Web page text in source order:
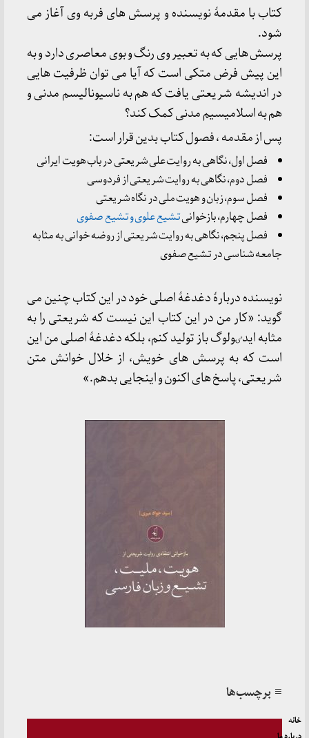
کتاب با مقدمۀ نویسنده و پرسش های فربه وی آغاز می
شود.
پرسش هایی که به تعبیر وی رنگ و بوی معاصری دارد و به
این پیش فرض متکی است که آیا می توان ظرفیت هایی
در اندیشه شریعتی یافت که هم به ناسیونالیسم مدنی و
هم به اسلامیسیم مدنی کمک کند؟
پس از مقدمه ، فصول کتاب بدین قرار است:
فصل اول، نگاهی به روایت علی شریعتی در باب هویت ایرانی
فصل دوم، نگاهی به روایت شریعتی از فردوسی
فصل سوم، زبان و هویت ملی در نگاه شریعتی
فصل چهارم، بازخوانیتشیع علوی و تشیع صفوی
فصل پنجم، نگاهی به روایت شریعتی از روضه خوانی به مثابه
جامعه شناسی در تشیع صفوی
نویسنده دربارۀ دغدغۀ اصلی خود در این کتاب چنین می
گوید: «کار من در این کتاب این نیست که شریعتی را به
مثابه ایدٸولوگ باز تولید کنم، بلکه دغدغۀ اصلی من این
است که به پرسش های خویش، از خلال خوانش متن
شریعتی، پاسخ های اکنون و اینجایی بدهم.»
≡ برچسب‌ها
خانه